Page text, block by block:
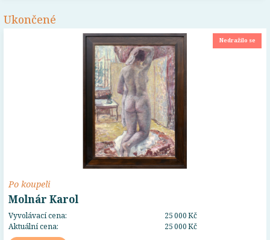
Ukončené
Nedražilo se
Po koupeli
Molnár Karol
Vyvolávací cena:
25 000 Kč
Aktuální cena:
25 000 Kč